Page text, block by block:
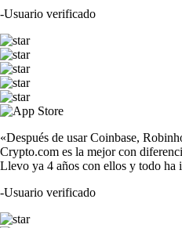
-Usuario verificado
«Después de usar Coinbase,
Crypto.com es la mejor con
Llevo ya 4 años con ellos y todo ha
-Usuario verificado